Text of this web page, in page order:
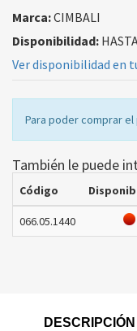
Marca:CIMBALI
Disponibilidad:
Ver disponibilidad en
Para poder comprar
También le puede
Código
066.05.1440